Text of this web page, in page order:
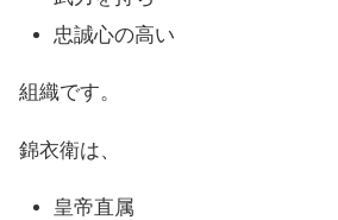
忠誠心の高い
組織です。
錦衣衛は、
皇帝直属